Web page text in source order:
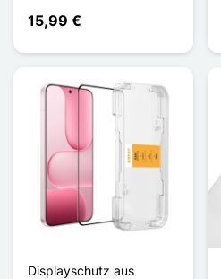
15,99 €
Displayschutz aus